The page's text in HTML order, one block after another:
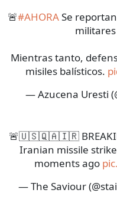
🚨#AHORASe
militares
Mientras tanto,
misiles balísticos.
— Azucena Uresti
🚨🇺🇸🇶🇦🇮🇷
Iranian missile
moments ago
— The Saviour